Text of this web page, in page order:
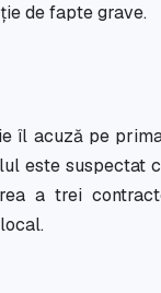
de fapte grave.
îl acuză pe
este suspectat
a trei